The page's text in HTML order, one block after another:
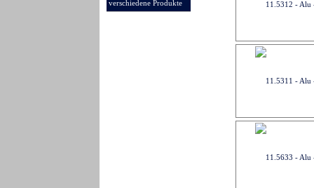
verschiedene Produkte